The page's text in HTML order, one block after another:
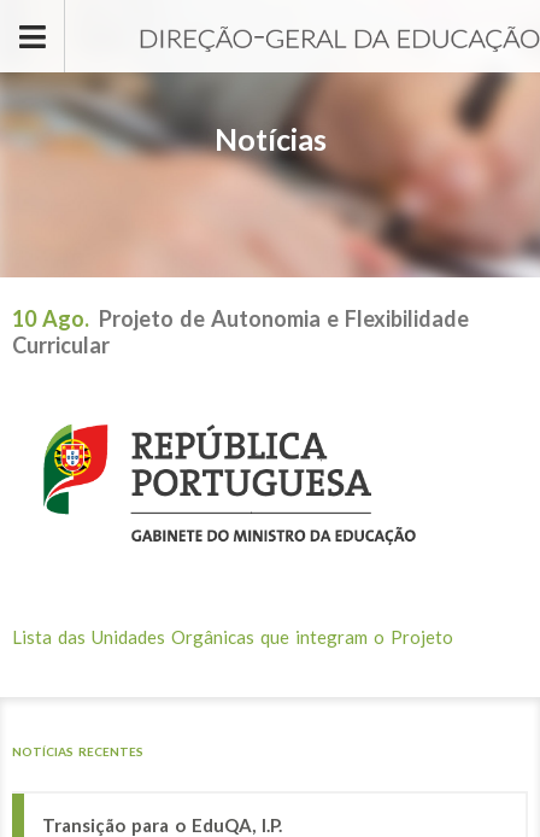
Notícias
10 Ago. Projeto de Autonomia e Flexibilidade
Curricular
Lista das Unidades Orgânicas que integram o Projeto
NOTÍCIAS RECENTES
Transição para o EduQA, I.P.